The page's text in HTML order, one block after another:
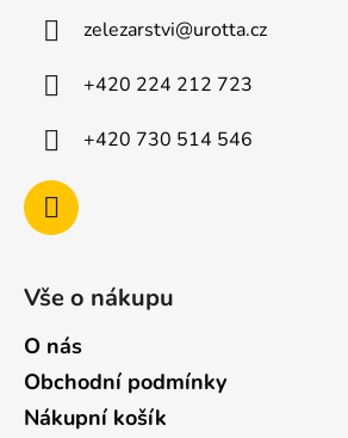
zelezarstvi@urotta.cz
+420 224 212 723
+420 730 514 546
Vše o nákupu
O nás
Obchodní podmínky
Nákupní košík